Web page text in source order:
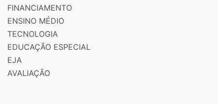
FINANCIAMENTO
ENSINO MÉDIO
TECNOLOGIA
EDUCAÇÃO ESPECIAL
EJA
AVALIAÇÃO